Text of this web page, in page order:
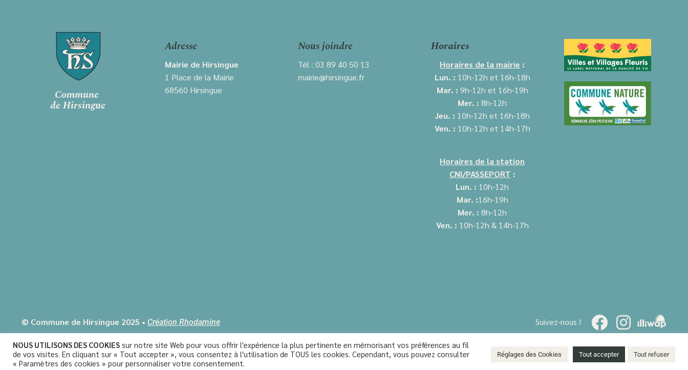
Commune
de Hirsingue
Adresse
Mairie de Hirsingue
1 Place de la Mairie
68560 Hirsingue
Nous joindre
Tél : 03 89 40 50 13
mairie@hirsingue.fr
Horaires
Horaires de la mairie :
Lun. : 10h-12h et 16h-18h
Mar. : 9h-12h et 16h-19h
Mer. : 8h-12h
Jeu. : 10h-12h et 16h-18h
Ven. : 10h-12h et 14h-17h
Horaires de la station
CNI/PASSEPORT :
Lun. : 10h-12h
Mar. :16h-19h
Mer. : 8h-12h
Ven. : 10h-12h & 14h-17h
© Commune de Hirsingue 2025 • Création Rhodamine
Suivez-nous !
NOUS UTILISONS DES COOKIES sur notre site Web pour vous offrir l'expérience la plus pertinente en mémorisant vos préférences au fil
de vos visites. En cliquant sur « Tout accepter », vous consentez à l'utilisation de TOUS les cookies. Cependant, vous pouvez consulter
« Paramètres des cookies » pour personnaliser votre consentement.
Réglages des Cookies Tout accepter Tout refuser